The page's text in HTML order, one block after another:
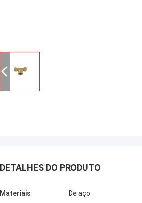
DETALHES DO PRODUTO
Materiais De aço